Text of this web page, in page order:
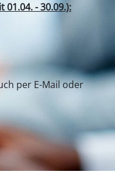
- 30.09.):
per E-Mail oder